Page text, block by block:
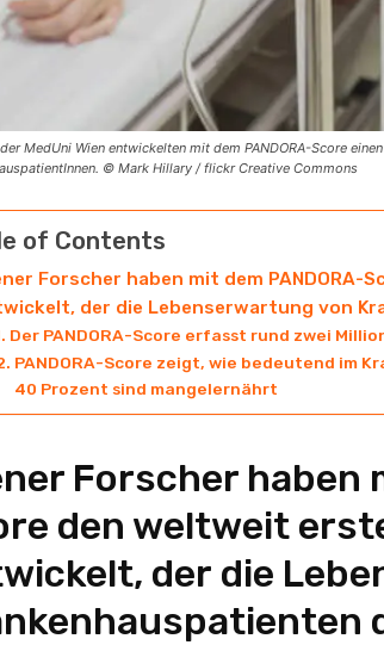
MedUni Wien entwickelten mit dem PANDORA-Score
© Mark Hillary / flickr Creative Commons
of Contents
Forscher haben mit dem
der die Lebenserwartung von
Der PANDORA-Score erfasst rund zwei
PANDORA-Score zeigt, wie bedeutend im
40 Prozent sind mangelernährt
Forscher haben
den weltweit
der die